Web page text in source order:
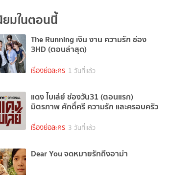
มในตอนนี้
The Running เงิน งาน ความรัก ช่อง
3HD (ตอนล่าสุด)
เรื่องย่อละคร 1 วันที่แล้ว
แดง ไบเล่ย์ ช่องวัน31 (ตอนแรก)
มิตรภาพ ศักดิ์ศรี ความรัก และครอบครัว
เรื่องย่อละคร 3 วันที่แล้ว
Dear You จดหมายรักถึงอาม่า